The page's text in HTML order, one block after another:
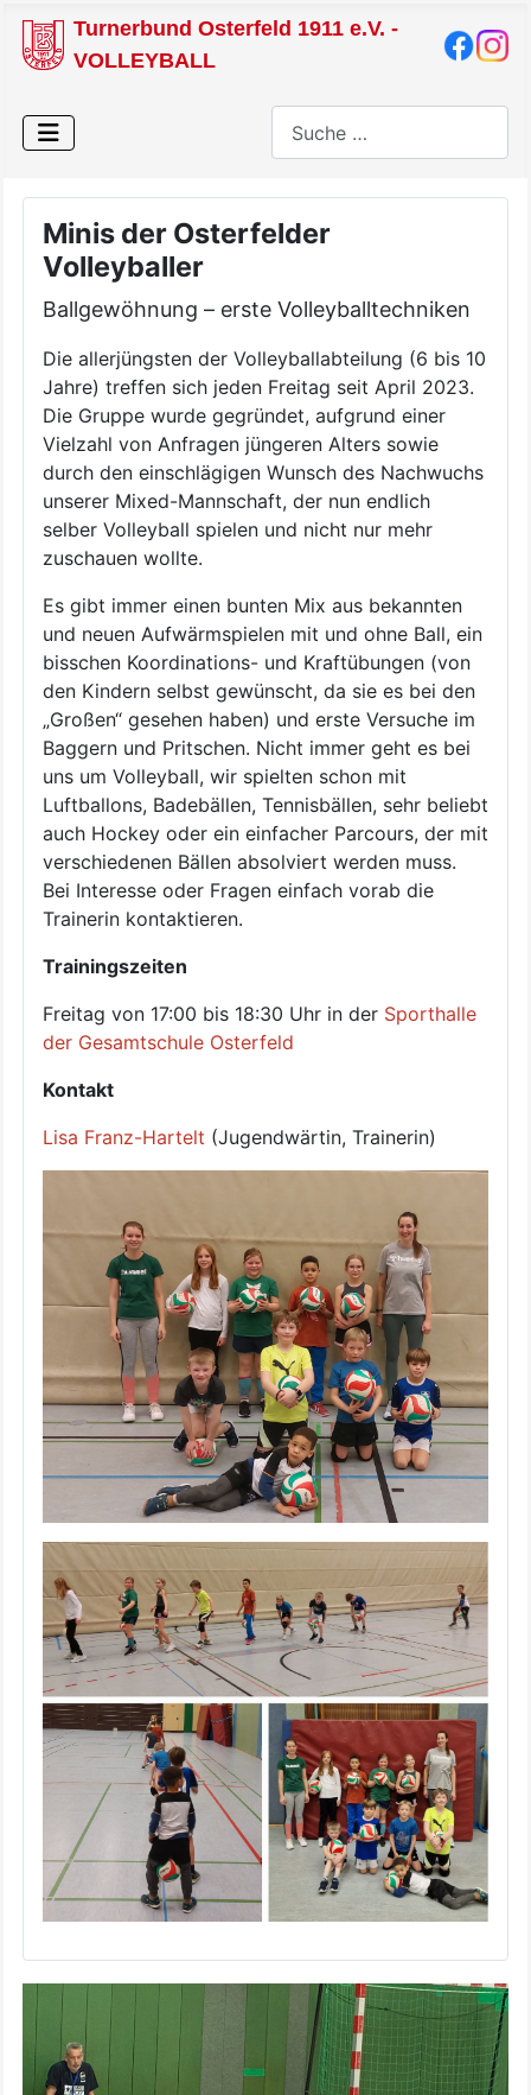
Turnerbund Osterfeld 1911 e.V. -
VOLLEYBALL
Minis der Osterfelder
Volleyballer
Ballgewöhnung – erste Volleyballtechniken
Die allerjüngsten der Volleyballabteilung (6 bis 10
Jahre) treffen sich jeden Freitag seit April 2023.
Die Gruppe wurde gegründet, aufgrund einer
Vielzahl von Anfragen jüngeren Alters sowie
durch den einschlägigen Wunsch des Nachwuchs
unserer Mixed-Mannschaft, der nun endlich
selber Volleyball spielen und nicht nur mehr
zuschauen wollte.
Es gibt immer einen bunten Mix aus bekannten
und neuen Aufwärmspielen mit und ohne Ball, ein
bisschen Koordinations- und Kraftübungen (von
den Kindern selbst gewünscht, da sie es bei den
„Großen“ gesehen haben) und erste Versuche im
Baggern und Pritschen. Nicht immer geht es bei
uns um Volleyball, wir spielten schon mit
Luftballons, Badebällen, Tennisbällen, sehr beliebt
auch Hockey oder ein einfacher Parcours, der mit
verschiedenen Bällen absolviert werden muss.
Bei Interesse oder Fragen einfach vorab die
Trainerin kontaktieren.
Trainingszeiten
Freitag von 17:00 bis 18:30 Uhr in der Sporthalle
der Gesamtschule Osterfeld
Kontakt
Lisa Franz-Hartelt (Jugendwärtin, Trainerin)